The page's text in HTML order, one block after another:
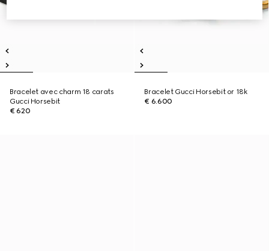
Bracelet avec charm 18 carats
Gucci Horsebit
€ 620
Bracelet Gucci Horsebit or 18k
€ 6.600